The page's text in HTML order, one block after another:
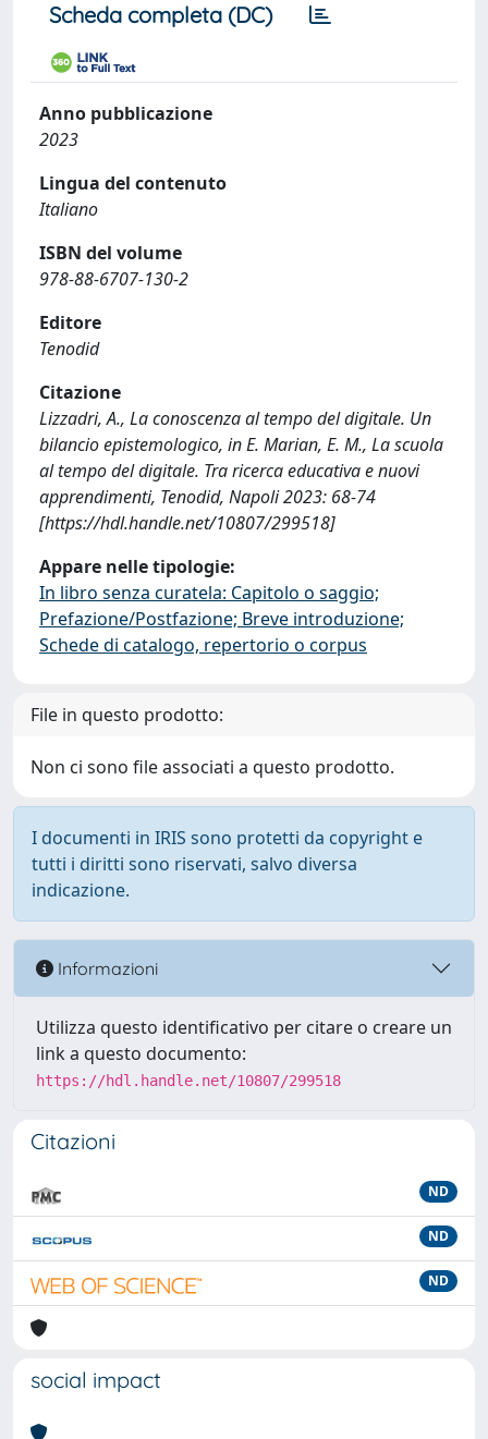
Scheda completa (DC)
Anno pubblicazione
2023
Lingua del contenuto
Italiano
ISBN del volume
978-88-6707-130-2
Editore
Tenodid
Citazione
Lizzadri, A., La conoscenza al tempo del digitale. Un
bilancio epistemologico, in E. Marian, E. M., La scuola
al tempo del digitale. Tra ricerca educativa e nuovi
apprendimenti, Tenodid, Napoli 2023: 68-74
[https://hdl.handle.net/10807/299518]
Appare nelle tipologie:
In libro senza curatela: Capitolo o saggio;
Prefazione/Postfazione; Breve introduzione;
Schede di catalogo, repertorio o corpus
File in questo prodotto:
Non ci sono file associati a questo prodotto.
I documenti in IRIS sono protetti da copyright e
tutti i diritti sono riservati, salvo diversa
indicazione.
Informazioni
Utilizza questo identificativo per citare o creare un
link a questo documento:
https://hdl.handle.net/10807/299518
Citazioni
ND
ND
ND
social impact